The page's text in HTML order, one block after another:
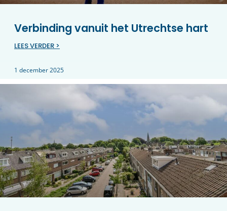
Verbinding vanuit het Utrechtse hart
LEES VERDER >
1 december 2025